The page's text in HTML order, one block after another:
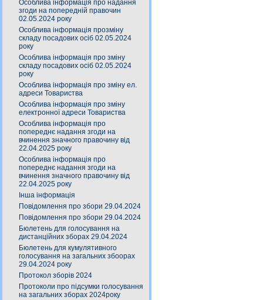
Особлива інформація про надання
згоди на попередній правочин
02.05.2024 року
Особлива інформація прозміну
складу посадових осіб 02.05.2024
року
Особлива інформація про зміну
складу посадових осіб 02.05.2024
року
Особлива інформація про зміну ел.
адреси Товариства
Особлива інформація про зміну
електронної адреси Товариства
Особлива інформація про
попереднє надання згоди на
вчинення значного правочину від
22.04.2025 року
Особлива інформація про
попереднє надання згоди на
вчинення значного правочину від
22.04.2025 року
Інша інформація
Повідомлення про збори 29.04.2024
Повідомлення про збори 29.04.2024
Бюлетень для голосування на
дистанційних зборах 29.04.2024
Бюлетень для кумулятивного
голосування на загальних збоорах
29.04.2024 року
Протокол зборів 2024
Протоколи про підсумки голосування
на загальних зборах 2024року